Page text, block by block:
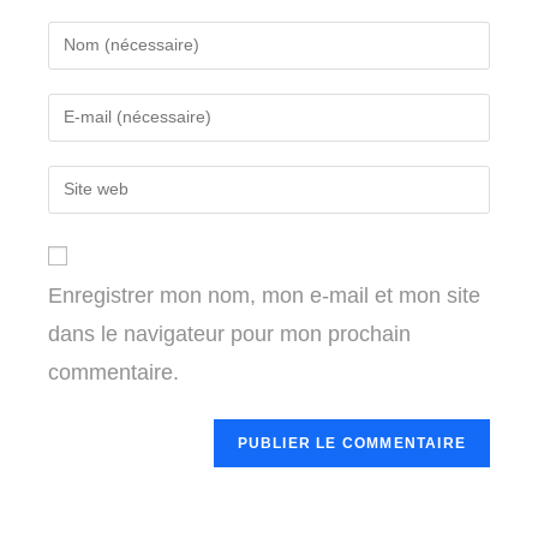
Enter
your
name
comment
Enter
your
email
address
Enter
your
URL
(optional)
Enregistrer mon nom, mon e-mail et mon site
dans le navigateur pour mon prochain
commentaire.